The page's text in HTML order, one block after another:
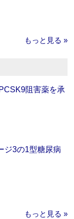
もっと見る »
阻害薬を承
ジ3の1型糖尿病
もっと見る »